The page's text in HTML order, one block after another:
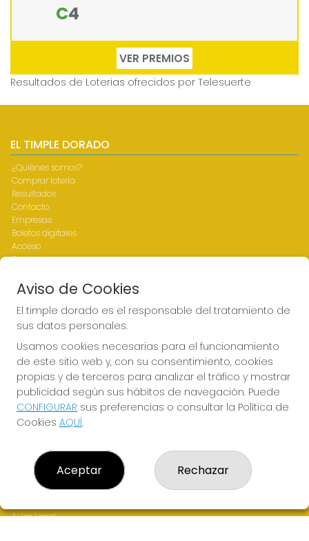
C4
VER PREMIOS
Resultados de Loterias ofrecidos por Telesuerte
EL TIMPLE DORADO
¿Quiénes somos?
Comprar lotería
Resultados
Contacto
Empresas
Boletos digitales
Acceso
Registro
REDES SOCIALES
CONTACTO
ADMINISTRACION DE LOTERIAS Nº1-LAS PALMAS - Receptor
Oficial 43700
928317168
web@eltimpledorado.com
(Las Palmas) España
Aviso Legal
Aviso de Cookies
El timple dorado es el responsable del tratamiento de
sus datos personales.
Usamos cookies necesarias para el funcionamiento
de este sitio web y, con su consentimiento, cookies
propias y de terceros para analizar el tráfico y mostrar
publicidad según sus hábitos de navegación. Puede
CONFIGURAR sus preferencias o consultar la Política de
Cookies AQUÍ.
Aceptar Rechazar